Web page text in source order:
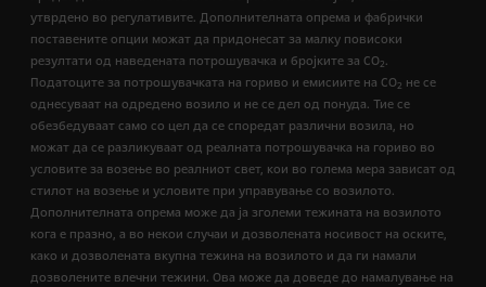
утврдено во регулативите. Дополнителната опрема и фабрички
поставените опции можат да придонесат за малку повисоки
резултати од наведената потрошувачка и бројките за CO2.
Податоците за потрошувачката на гориво и емисиите на CO2 не се
однесуваат на одредено возило и не се дел од понуда. Тие се
обезбедуваат само со цел да се споредат различни возила, но
можат да се разликуваат од реалната потрошувачка на гориво во
условите за возење во реалниот свет, кои во голема мера зависат од
стилот на возење и условите при управување со возилото.
Дополнителната опрема може да ја зголеми тежината на возилото
кога е празно, а во некои случаи и дозволената носивост на оските,
како и дозволената вкупна тежина на возилото и да ги намали
дозволените влечни тежини. Ова може да доведе до намалување на